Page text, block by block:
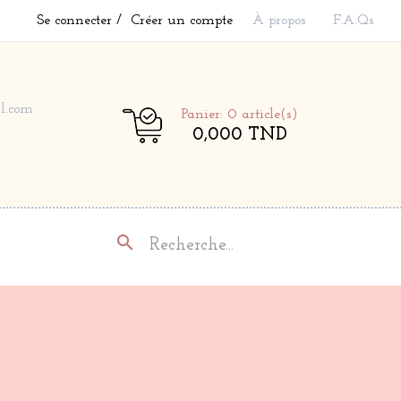
Se connecter Créer un compte À propos F.A.Qs
Panier: 0 article(s)
0,000 TND
search